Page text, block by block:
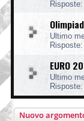
Risposte:
Ultimo
Risposte:
EURO
Ultimo
Risposte:
Nuovo